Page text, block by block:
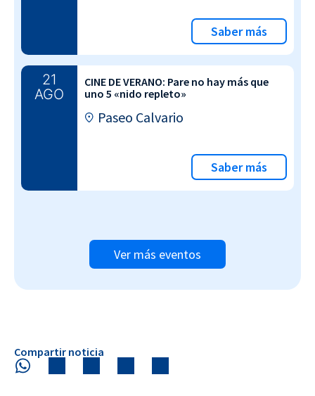
Saber más
21
AGO
CINE DE VERANO: Pare no hay más que
uno 5 «nido repleto»
Paseo Calvario
Saber más
Ver más eventos
Compartir noticia